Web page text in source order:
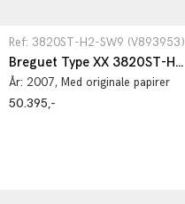
Ref: 3820ST-H2-SW9 (V893953)
Breguet Type XX 3820ST-H2-SW9
År: 2007, Med originale papirer
50.395,-